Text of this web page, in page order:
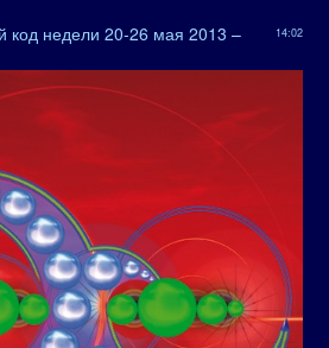
14:02
код недели 20-26 мая 2013 –